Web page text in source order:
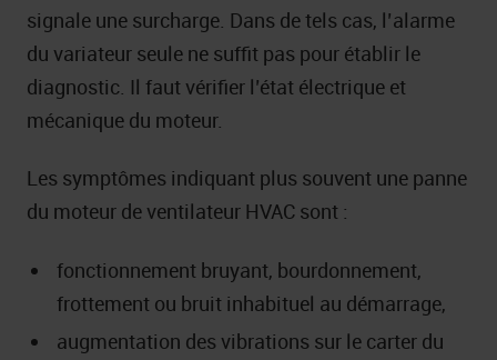
signale une surcharge. Dans de tels cas, l’alarme
du variateur seule ne suffit pas pour établir le
diagnostic. Il faut vérifier l’état électrique et
mécanique du moteur.
Les symptômes indiquant plus souvent une panne
du moteur de ventilateur HVAC sont :
fonctionnement bruyant, bourdonnement,
frottement ou bruit inhabituel au démarrage,
augmentation des vibrations sur le carter du